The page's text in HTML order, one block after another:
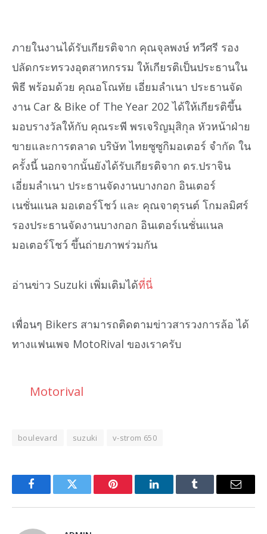
ภายในงานได้รับเกียรติจาก คุณจุลพงษ์ ทวีศรี รอง
ปลัดกระทรวงอุตสาหกรรม ให้เกียรติเป็นประธานใน
พิธี พร้อมด้วย คุณอโณทัย เอี่ยมลำเนา ประธานจัด
งาน Car & Bike of The Year 202 ได้ให้เกียรติขึ้น
มอบรางวัลให้กับ คุณระพี พรเจริญมุสิกุล หัวหน้าฝ่าย
ขายและการตลาด บริษัท ไทยซูซูกิมอเตอร์ จำกัด ใน
ครั้งนี้ นอกจากนั้นยังได้รับเกียรติจาก ดร.ปราจิน
เอี่ยมลำเนา ประธานจัดงานบางกอก อินเตอร์
เนชั่นแนล มอเตอร์โชว์ และ คุณจาตุรนต์ โกมลมิศร์
รองประธานจัดงานบางกอก อินเตอร์เนชั่นแนล
มอเตอร์โชว์ ขึ้นถ่ายภาพร่วมกัน
อ่านข่าว Suzuki เพิ่มเติมได้ที่นี่
เพื่อนๆ Bikers สามารถติดตามข่าวสารวงการล้อ ได้
ทางแฟนเพจ MotoRival ของเราครับ
Motorival
boulevard suzuki v-strom 650
FacebookTwitter Pinterest LinkedInTumblr Email